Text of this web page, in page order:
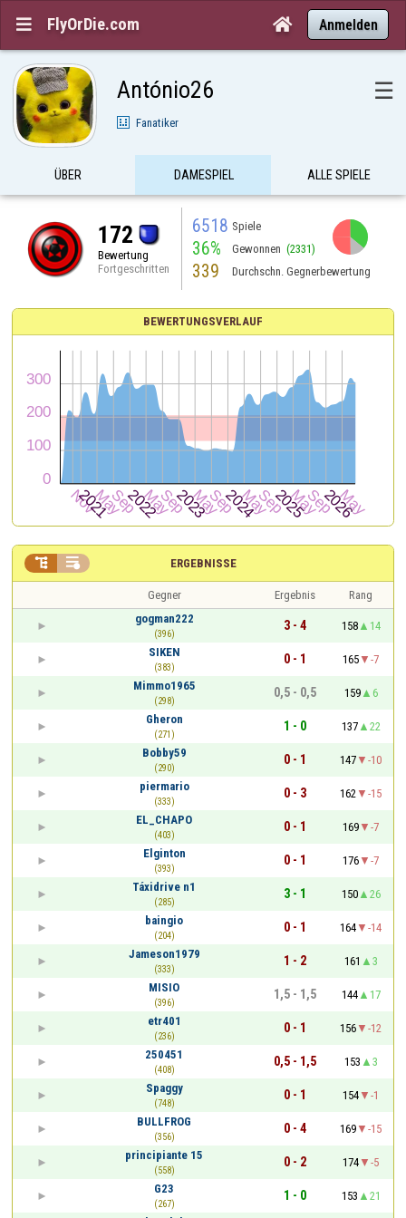
 FlyOrDie.com  Anmelden
António26 ☰
Fanatiker
ÜBER DAMESPIEL ALLE SPIELE
172
Bewertung
Fortgeschritten
6518 Spiele
36% Gewonnen (2331)
339 Durchschn. Gegnerbewertung
BEWERTUNGSVERLAUF
ERGEBNISSE
 
Gegner Ergebnis
Rang
gogman222
(396)
3 - 4 158
14
SIKEN
(383)
0 - 1 165
-7
Mimmo1965
(298)
0,5 - 0,5 159
6
Gheron
(271)
1 - 0 137
22
Bobby59
(290)
0 - 1 147
-10
piermario
(333)
0 - 3 162
-15
EL_CHAPO
(403)
0 - 1 169
-7
Elginton
(393)
0 - 1 176
-7
Táxidrive n1
(285)
3 - 1 150
26
baingio
(204)
0 - 1 164
-14
Jameson1979
(333)
1 - 2 161
3
MISIO
(396)
1,5 - 1,5 144
17
etr401
(236)
0 - 1 156
-12
250451
(408)
0,5 - 1,5 153
3
Spaggy
(748)
0 - 1 154
-1
BULLFROG
(356)
0 - 4 169
-15
principiante 15
(558)
0 - 2 174
-5
G23
(267)
1 - 0 153
21